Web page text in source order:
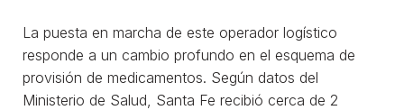
La puesta en marcha de este operador logístico
responde a un cambio profundo en el esquema de
provisión de medicamentos. Según datos del
Ministerio de Salud, Santa Fe recibió cerca de 2